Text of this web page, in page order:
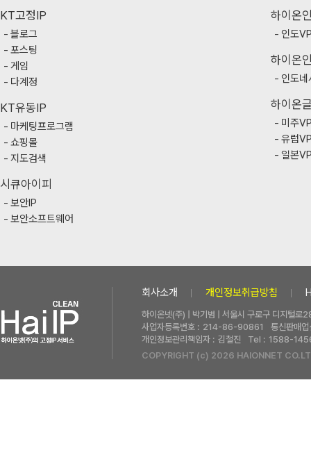
KT고정IP
블로그
포스팅
게임
다계정
KT유동IP
마케팅프로그램
쇼핑몰
지도검색
시큐아이피
보안IP
보안소프트웨어
하이온
인도
하이온
인도
하이온
미주
유럽
일본
회사소개 개인정보취급방침
하이온넷(주) | 박기범 | 서울시 구로구 디지털
사업자등록번호 : 214-86-90861
통신판매
개인정보관리책임자 : 김철진 Tel : 1588-
COPYRIGHT (c) 2026 HAIONNET